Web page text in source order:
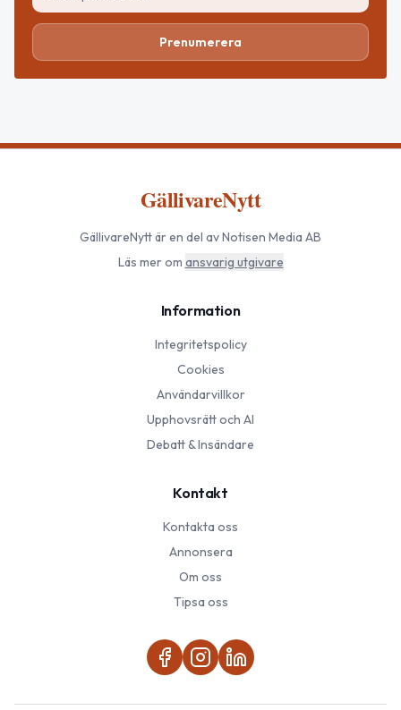
Prenumerera
GällivareNytt
GällivareNyttär en del av Notisen Media AB
Läs mer om ansvarig utgivare
Information
Integritetspolicy
Cookies
Användarvillkor
Upphovsrätt och AI
Debatt & Insändare
Kontakt
Kontakta oss
Annonsera
Om oss
Tipsa oss